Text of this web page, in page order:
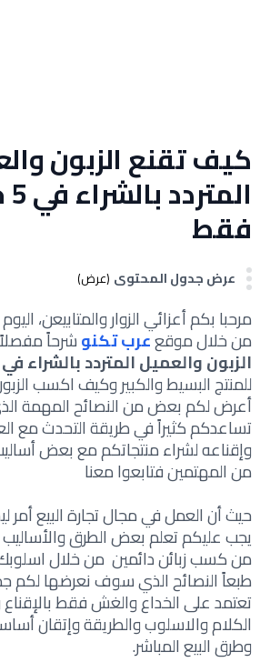
كيف تقنع الزبون
فقط
عرض جدول المحتوى (عرض)
مرحبا بكم أعزائي الزوار والمتابيعن،
من خلال موقععرب تكنوشرحاً
الزبون والعميل المتردد بالشراء في 5 خطوات فقط
للمنتج البسيط والكبير وكيف اكسب
أعرض لكم بعض من النصائح المهمة
تساعدكم كثيراً فيطريقة التحدث مع
وإقناعهلشراء منتجاتكم مع بعض
من المهتمين فتابعوا معنا
حيث أن العمل في مجال تجارة البيع أمر
يجب عليكم تعلم بعض الطرق
من كسب زبائن دائمين من خلال
طبعاً النصائح الذي سوف نعرضها لكم
تعتمد على الخداع والغش فقط
الكلام والاسلوب والطريقة وإتقان
وطرق البيع المباشر.